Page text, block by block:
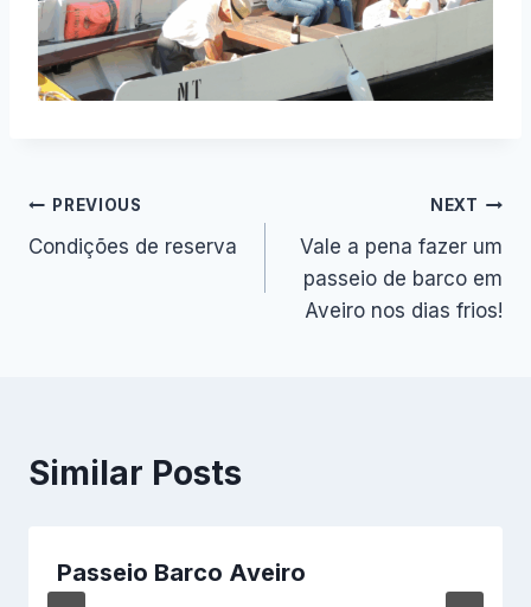
Navegação
de
PREVIOUS
Condições de reserva
NEXT
Vale a pena fazer um
passeio de barco em
Aveiro nos dias frios!
Similar Posts
Passeio Barco Aveiro